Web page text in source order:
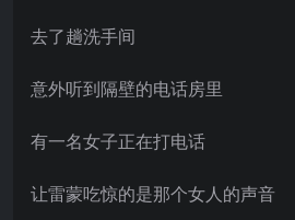
去了趟洗手间
意外听到隔壁的电话房里
有一名女子正在打电话
让雷蒙吃惊的是那个女人的声音